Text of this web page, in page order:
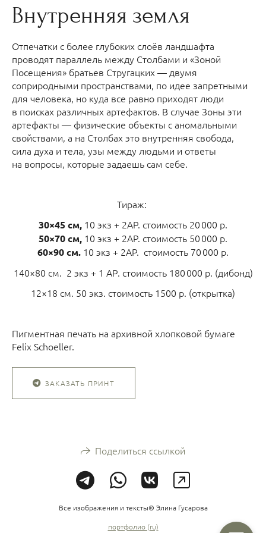
Внутренняя земля
Отпечатки с более глубоких слоёв ландшафта
проводят параллель между Столбами и «Зоной
Посещения» братьев Стругацких — двумя
соприродными пространствами, по идее запретными
для человека, но куда все равно приходят люди
в поисках различных артефактов. В случае Зоны эти
артефакты — физические объекты с аномальными
свойствами, а на Столбах это внутренняя свобода,
сила духа и тела, узы между людьми и ответы
на вопросы, которые задаешь сам себе.
Тираж:
30×45 см, 10 экз + 2AP. стоимость 20 000 р.
50×70 см, 10 экз + 2AP. стоимость 50 000 р.
60×90 см. 10 экз + 2AP. стоимость 70 000 р.
140×80 см. 2 экз + 1 АР. стоимость 180 000 р. (дибонд)
12×18 см. 50 экз. стоимость 1500 р. (открытка)
Пигментная печать на архивной хлопковой бумаге
Felix Schoeller.
ЗАКАЗАТЬ ПРИНТ
Поделиться ссылкой
Все изображения и тексты© Элина Гусарова
портфолио (ru)